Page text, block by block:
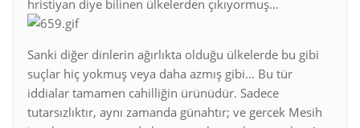
hristiyan diye bilinen ülkelerden çıkıyormuş…
Sanki diğer dinlerin ağırlıkta olduğu ülkelerde bu gibi
suçlar hiç yokmuş veya daha azmış gibi… Bu tür
iddialar tamamen cahilliğin ürünüdür. Sadece
tutarsızlıktır, aynı zamanda günahtır; ve gercek Mesih